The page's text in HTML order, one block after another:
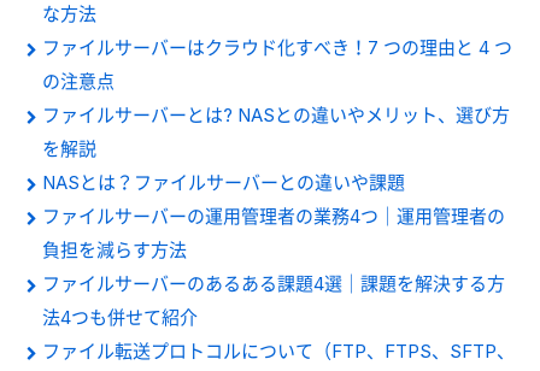
な方法
ファイルサーバーはクラウド化すべき！7 つの理由と 4 つ
の注意点
ファイルサーバーとは? NASとの違いやメリット、選び方
を解説
NASとは？ファイルサーバーとの違いや課題
ファイルサーバーの運用管理者の業務4つ｜運用管理者の
負担を減らす方法
ファイルサーバーのあるある課題4選｜課題を解決する方
法4つも併せて紹介
ファイル転送プロトコルについて（FTP、FTPS、SFTP、